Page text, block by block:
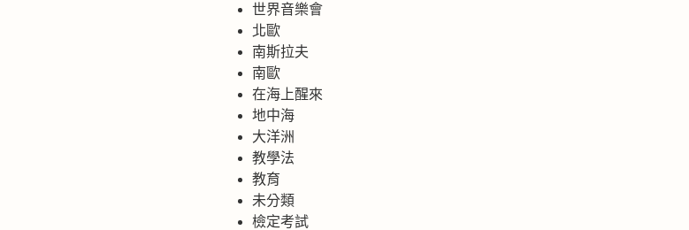
世界音樂會
北歐
南斯拉夫
南歐
在海上醒來
地中海
大洋洲
教學法
教育
未分類
檢定考試